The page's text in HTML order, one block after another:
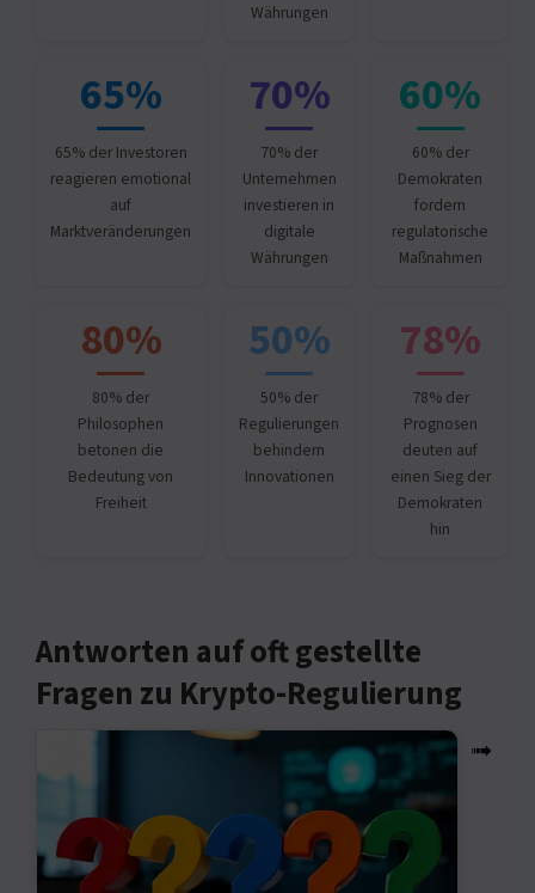
Währungen
65%
65% der Investoren
reagieren emotional
auf
Marktveränderungen
70%
70% der
Unternehmen
investieren in
digitale
Währungen
60%
60% der
Demokraten
fordern
regulatorische
Maßnahmen
80%
80% der
Philosophen
betonen die
Bedeutung von
Freiheit
50%
50% der
Regulierungen
behindern
Innovationen
78%
78% der
Prognosen
deuten auf
einen Sieg der
Demokraten
hin
Antworten auf oft gestellte
Fragen zu Krypto-Regulierung
➟